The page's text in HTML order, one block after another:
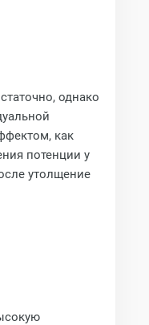
однако
как
потенции у
утолщение